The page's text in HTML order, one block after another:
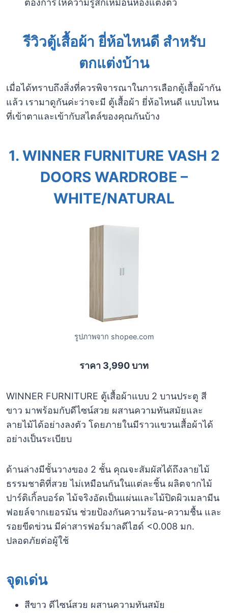
ต้องการให้ความรู้สึกเหมือนห้องแต่งตัว
รีวิวตู้เสื้อผ้า ยี่ห้อไหนดี สำหรับ
ตกแต่งบ้าน
เมื่อได้ทราบถึงสิ่งที่ควรพิจารณาในการเลือกตู้เสื้อผ้ากัน
แล้ว เรามาดูกันค่ะว่าจะมี ตู้เสื้อผ้า ยี่ห้อไหนดี แบบไหน
ที่เข้าตาและเข้ากับสไตล์ของคุณกันบ้าง
1. WINNER FURNITURE VASH 2
DOORS WARDROBE –
WHITE/NATURAL
รูปภาพจาก shopee.com
ราคา 3,990 บาท
WINNER FURNITURE ตู้เสื้อผ้าแบบ 2 บานประตู สี
ขาว มาพร้อมกับดีไซน์สวย ผสานความทันสมัยและ
ลายไม้ได้อย่างลงตัว โดยภายในมีราวแขวนเสื้อผ้าได้
อย่างเป็นระเบียบ
ด้านล่างมีชั้นวางของ 2 ชั้น คุณจะสัมผัสได้ถึงลายไม้
ธรรมชาติที่สวย ไม่เหมือนกันในแต่ละชิ้น ผลิตจากไม้
ปาร์ติเกิ้ลบอร์ด ไม้จริงอัดเป็นแผ่นและไม้ปิดผิวเมลามีน
ฟอยล์จากเยอรมัน ช่วยป้องกันความร้อน-ความชื้น และ
รอยขีดข่วน มีค่าสารฟอร์มาลดีไฮด์ <0.008 มก.
ปลอดภัยต่อผู้ใช้
จุดเด่น
สีขาว ดีไซน์สวย ผสานความทันสมัย